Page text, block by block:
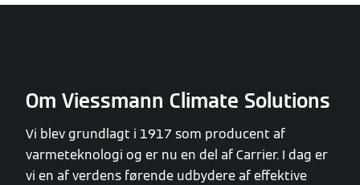
Om Viessmann Climate Solutions
Vi blev grundlagt i 1917 som producent af
varmeteknologi og er nu en del af Carrier. I dag er
vi en af verdens førende udbydere af effektive